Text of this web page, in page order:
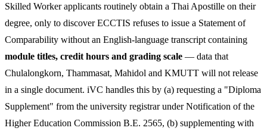
Skilled Worker applicants routinely obtain a Thai Apostille on their
degree, only to discover ECCTIS refuses to issue a Statement of
Comparability without an English-language transcript containing
module titles, credit hours and grading scale — data that
Chulalongkorn, Thammasat, Mahidol and KMUTT will not release
in a single document. iVC handles this by (a) requesting a "Diploma
Supplement" from the university registrar under Notification of the
Higher Education Commission B.E. 2565, (b) supplementing with